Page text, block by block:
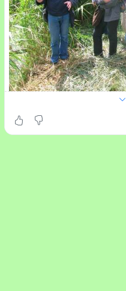
Belangstelling in een